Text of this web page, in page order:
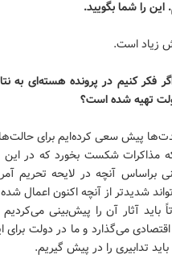
این را شما بگویید.
زیاد است.
فکر کنیم در پرونده‌ هسته‌ای به
تهیه شده است؟
پیش سعی کرده‌ایم برای
مذاکرات شکست بخورد که در این
براساس آنچه در لایحه تحریم
شدیدتر از آنچه اکنون اعمال
باید آثار آن را پیش‌بینی
می‌گذارد و ما در دولت برای
تدابیری را در پیش گیریم.